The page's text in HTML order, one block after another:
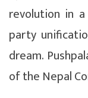
revolution in
party
dream.
of the Nepal